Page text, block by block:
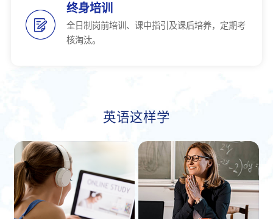
终身培训
全日制岗前培训、课中指引及课后培养，定期考
核淘汰。
英语这样学